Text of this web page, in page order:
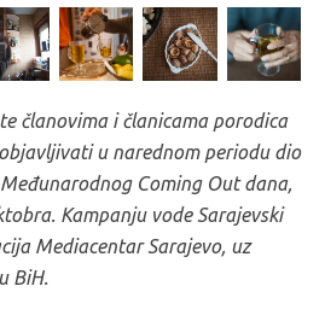
članovima i članicama porodica
u narednom periodu dio
Coming Out dana,
Kampanju vode Sarajevski
Mediacentar Sarajevo, uz
BiH.